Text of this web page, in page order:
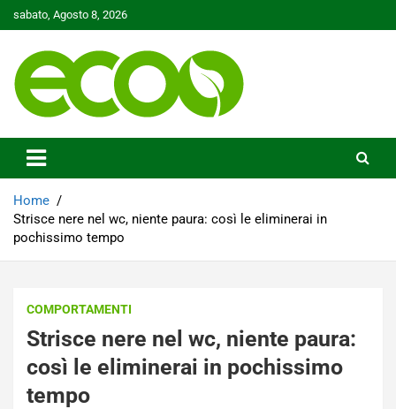
to
sabato, Agosto 8, 2026
Ecoo.it
Home
Strisce nere nel wc, niente paura: così le eliminerai in
pochissimo tempo
COMPORTAMENTI
Strisce nere nel wc, niente paura:
così le eliminerai in pochissimo
tempo